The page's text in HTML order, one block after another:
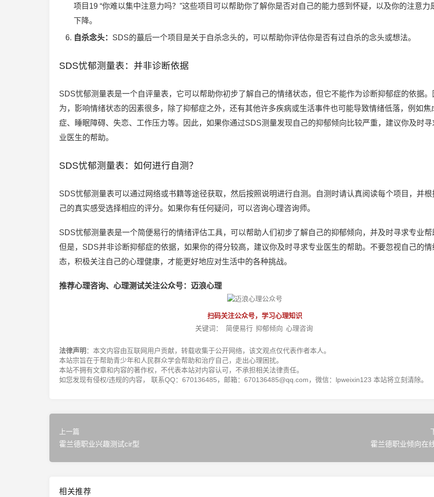
项目19 “你难以集中注意力吗？”这些项目可以帮助你了解你是否对自己的能力感到怀疑，以及你的注意力
下降。
自杀念头： SDS的蕞后一个项目是关于自杀念头的，可以帮助你评估你是否有过自杀的念头或想法。
SDS忧郁测量表：并非诊断依据
SDS忧郁测量表是一个自评量表，它可以帮助你初步了解自己的情绪状态，但它不能作为诊断抑郁症的依据。
为，影响情绪状态的因素很多，除了抑郁症之外，还有其他许多疾病或生活事件也可能导致情绪低落，例如焦
症、睡眠障碍、失恋、工作压力等。因此，如果你通过SDS测量发现自己的抑郁倾向比较严重，建议你及时寻
业医生的帮助。
SDS忧郁测量表：如何进行自测？
SDS忧郁测量表可以通过网络或书籍等途径获取，然后按照说明进行自测。自测时请认真阅读每个项目，并根
己的真实感受选择相应的评分。如果你有任何疑问，可以咨询心理咨询师。
SDS忧郁测量表是一个简便易行的情绪评估工具，可以帮助人们初步了解自己的抑郁倾向，并及时寻求专业帮
但是，SDS并非诊断抑郁症的依据，如果你的得分较高，建议你及时寻求专业医生的帮助。不要忽视自己的情
态，积极关注自己的心理健康，才能更好地应对生活中的各种挑战。
推荐心理咨询、心理测试关注公众号：迈浪心理
扫码关注公众号，学习心理知识
关键词：
简便易行 抑郁倾向 心理咨询
法律声明 ：本文内容由互联网用户贡献，转载收集于公开网络，该文观点仅代表作者本人。
本站宗旨在于帮助青少年和人民群众学会帮助和治疗自己，走出心理困扰。
本站不拥有文章和内容的著作权，不代表本站对内容认可，不承担相关法律责任。
如您发现有侵权/违规的内容， 联系QQ：670136485，邮箱：670136485@qq.com，微信：lpweixin123 本站将立刻清除。
上一篇
霍兰德职业兴趣测试cir型 霍兰德职业倾向在
相关推荐